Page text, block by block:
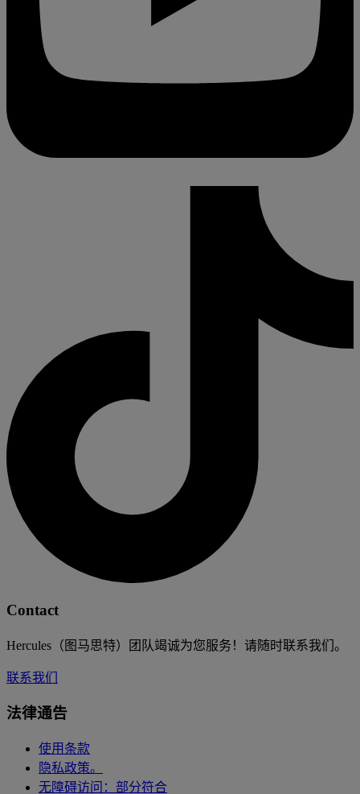
Contact
Hercules（图马思特）团队竭诚为您服务！请随时联系我们。
联系我们
法律通告
使用条款
隐私政策。
无障碍访问：部分符合